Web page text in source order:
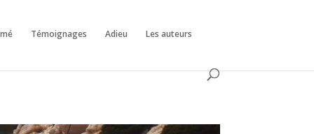
Témoignages Adieu Les auteurs